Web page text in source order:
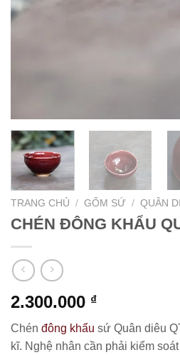
TRANG CHỦ / GỐM SỨ / QUÂN
CHÉN ĐÔNG KHẨU
2.300.000 ₫
Chén đông khẩu sứ Quân diêu
kĩ. Nghệ nhân cần phải kiểm